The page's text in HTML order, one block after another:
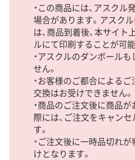
・この商品には、アスク
場合があります。アスク
は、商品到着後、本サイ
ルにて印刷することが可能
・アスクルのダンボール
せん。
・お客様のご都合によるご
交換はお受けできません。
・商品のご注文後に商品
際には、ご注文をキャン
す。
・ご注文後に一時品切れ
けとなります。